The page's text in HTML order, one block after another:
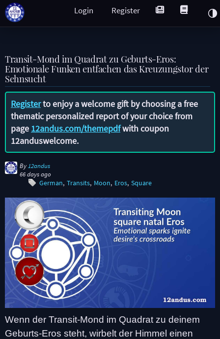
Register
Login
Transit-Mond im Quadrat zu Geburts-Eros:
Emotionale Funken entfachen das Kreuzungstor der
Sehnsucht
Registerto enjoy a welcome gift by choosing a free
thematic personalized report of your choice from
page 12andus.com/themepdfwith coupon
12anduswelcome.
By 12andus
66 days ago
German Transits Moon Eros Square
Wenn der Transit-Mond im Quadrat zu deinem
Geburts-Eros steht, wirbelt der Himmel einen